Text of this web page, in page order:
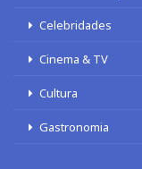
Celebridades
Cinema & TV
Cultura
Gastronomia